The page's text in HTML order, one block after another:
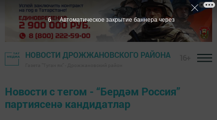
НОВОСТИ ДРОЖЖАНОВСКОГО РАЙОНА
Новости с тегом - “Бердәм Россия”
партиясенә кандидатлар
6 Автоматическое закрытие баннера через